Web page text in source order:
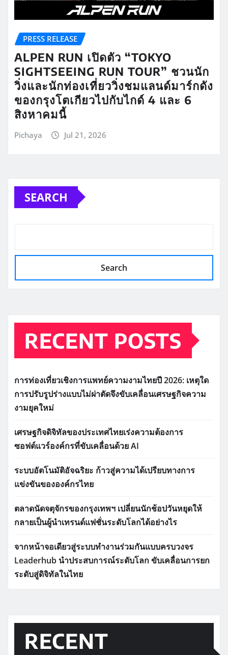
PRESS RELEASE
ALPEN RUN เปิดตัว “TOKYO
SIGHTSEEING RUN TOUR” ชวนนัก
วิ่งและนักท่องเที่ยววิ่งชมแลนด์มาร์กดัง
ของกรุงโตเกียวไปกับไกด์ 4 และ 6
สิงหาคมนี้
Pichaya Jul 21, 2026
SEARCH
Search
RECENT POSTS
การท่องเที่ยวเชิงการแพทย์ความงามไทยปี 2026: เหตุใด
การปรับรูปร่างแบบไม่ผ่าตัดจึงขับเคลื่อนเศรษฐกิจความ
งามยุคใหม่
เศรษฐกิจดิจิทัลของประเทศไทยเร่งความต้องการ
ซอฟต์แวร์องค์กรที่ขับเคลื่อนด้วย AI
ระบบอัตโนมัติอัจฉริยะ ก้าวสู่ความได้เปรียบทางการ
แข่งขันขององค์กรไทย
ตลาดนัดจตุจักรของกรุงเทพฯ เปลี่ยนนักช้อปวันหยุดให้
กลายเป็นผู้นำเทรนด์แฟชั่นระดับโลกได้อย่างไร
จากหน้าจอเดียวสู่ระบบทำงานร่วมกันแบบครบวงจร
Leaderhub นำประสบการณ์ระดับโลก ขับเคลื่อนการยก
ระดับสู่ดิจิทัลในไทย
RECENT